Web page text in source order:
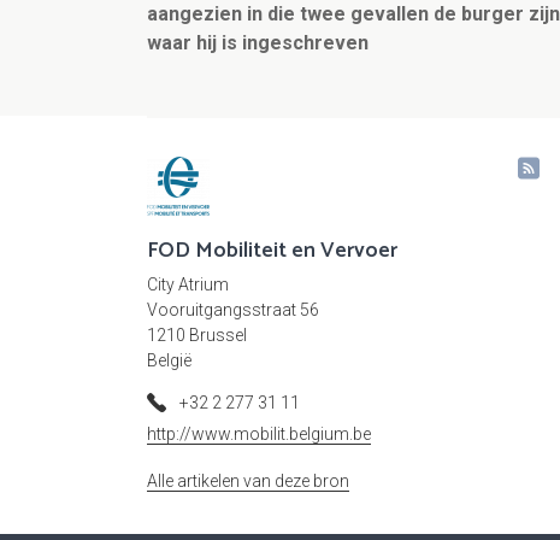
aangezien in die twee gevallen de burger
waar hij is ingeschreven
FOD Mobiliteit en Vervoer
City Atrium
Vooruitgangsstraat 56
1210 Brussel
België
+32 2 277 31 11
http://www.mobilit.belgium.be
Alle artikelen van deze bron